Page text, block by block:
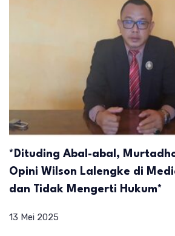
*Dituding Abal-abal,
Opini Wilson Lalengke di
dan Tidak Mengerti Hukum*
13 Mei 2025